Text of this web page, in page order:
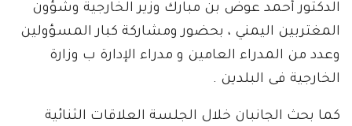
الدكتور أحمد عوض بن مبارك وزير الخارجية وشؤون
المغتربين اليمني ، بحضور ومشاركة كبار المسؤولين
وعدد من المدراء العامين و مدراء الإدارة ب وزارة
الخارجية فى البلدين .
كما بحث الجانبان خلال الجلسة العلاقات الثنائية